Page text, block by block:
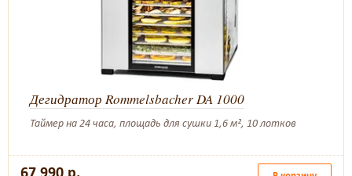
Дегидратор Rommelsbacher DA 1000
Таймер на 24 часа, площадь для сушки 1,6 м², 10 лотков
67 990 р.